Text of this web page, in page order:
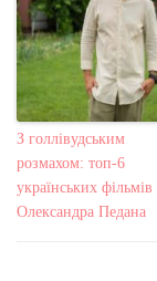
З голлівудським
розмахом: топ-6
українських фільмів
Олександра Педана